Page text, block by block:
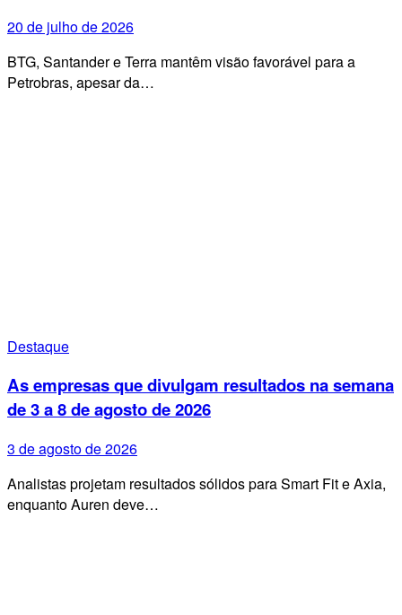
20 de julho de 2026
BTG, Santander e Terra mantêm visão favorável para a
Petrobras, apesar da…
Destaque
As empresas que divulgam resultados na semana
de 3 a 8 de agosto de 2026
3 de agosto de 2026
Analistas projetam resultados sólidos para Smart Fit e Axia,
enquanto Auren deve…